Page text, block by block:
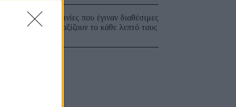
3 ταινίες που έγιναν διαθέσιμες
και αξίζουν το κάθε λεπτό τους